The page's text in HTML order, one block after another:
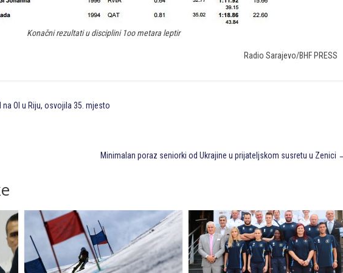
Konačni rezultati u disciplini 1oo metara leptir
Radio Sarajevo/BHF PRESS
OI u Riju, osvojila 35. mjesto
Minimalan poraz seniorki od Ukrajine u prijateljskom susretu u Zenici